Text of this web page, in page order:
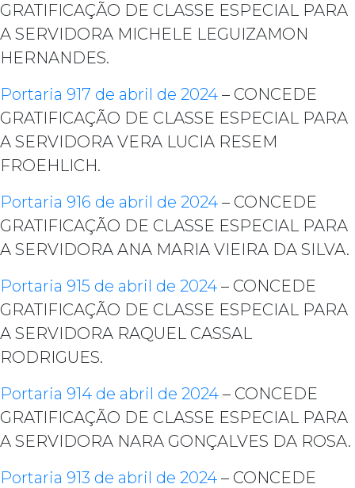
GRATIFICAÇÃO DE CLASSE ESPECIAL PARA
A SERVIDORA MICHELE LEGUIZAMON
HERNANDES.
Portaria 917 de abril de 2024 – CONCEDE
GRATIFICAÇÃO DE CLASSE ESPECIAL PARA
A SERVIDORA VERA LUCIA RESEM
FROEHLICH.
Portaria 916 de abril de 2024 – CONCEDE
GRATIFICAÇÃO DE CLASSE ESPECIAL PARA
A SERVIDORA ANA MARIA VIEIRA DA SILVA.
Portaria 915 de abril de 2024 – CONCEDE
GRATIFICAÇÃO DE CLASSE ESPECIAL PARA
A SERVIDORA RAQUEL CASSAL
RODRIGUES.
Portaria 914 de abril de 2024 – CONCEDE
GRATIFICAÇÃO DE CLASSE ESPECIAL PARA
A SERVIDORA NARA GONÇALVES DA ROSA.
Portaria 913 de abril de 2024 – CONCEDE